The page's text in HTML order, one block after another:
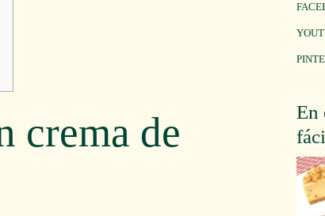
crema de
En